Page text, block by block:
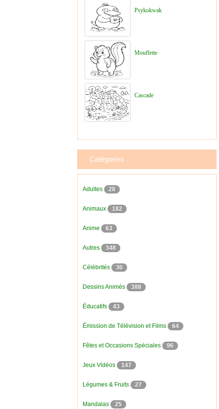
Psykokwak
Mouffette
Cascade
Catégories
Adultes 28
Animaux 182
Anime 63
Autres 348
Célébrités 30
Dessins Animés 388
Éducatifs 43
Émission de Télévision et Films 64
Fêtes et Occasions Spéciales 96
Jeux Vidéos 147
Légumes & Fruits 27
Mandalas 25